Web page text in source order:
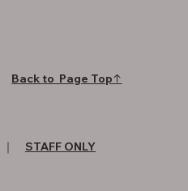
Back to Page Top↑
｜ STAFF ONLY